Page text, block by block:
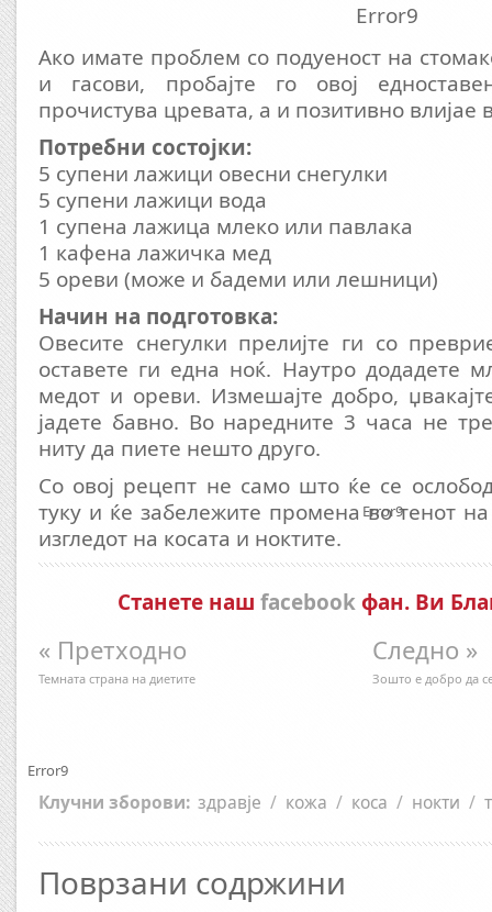
Error9
Ако имате проблем со подуеност на
и гасови, пробајте го овој
прочистува цревата, а и позитивно влијае
Потребни состојки:
5 супени лажици овесни снегулки
5 супени лажици вода
1 супена лажица млеко или павлака
1 кафена лажичка мед
5 ореви (може и бадеми или лешници)
Начин на подготовка:
Oвесите снегулки прелијте ги со
оставете ги една ноќ. Наутро додадете
медот и ореви. Измешајте добро,
јадете бавно. Во наредните 3 часа не
ниту да пиете нешто друго.
Со овој рецепт не само што ќе се
туку и ќе забележите промена во тенот
изгледот на косата и ноктите.
Станете наш facebookфан. Ви
« Претходно
Темната страна на диетите
Следно »
Зошто е добро да
Error9
Error9
Клучни зборови: здравје / кожа / коса / нокти /
Поврзани содржини